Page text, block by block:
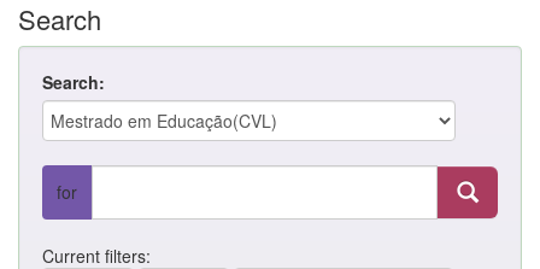
Search
Search:
for
Current filters: